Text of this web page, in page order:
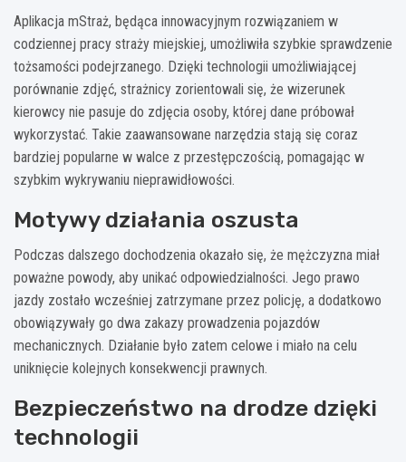
Aplikacja mStraż, będąca innowacyjnym rozwiązaniem w
codziennej pracy straży miejskiej, umożliwiła szybkie sprawdzenie
tożsamości podejrzanego. Dzięki technologii umożliwiającej
porównanie zdjęć, strażnicy zorientowali się, że wizerunek
kierowcy nie pasuje do zdjęcia osoby, której dane próbował
wykorzystać. Takie zaawansowane narzędzia stają się coraz
bardziej popularne w walce z przestępczością, pomagając w
szybkim wykrywaniu nieprawidłowości.
Motywy działania oszusta
Podczas dalszego dochodzenia okazało się, że mężczyzna miał
poważne powody, aby unikać odpowiedzialności. Jego prawo
jazdy zostało wcześniej zatrzymane przez policję, a dodatkowo
obowiązywały go dwa zakazy prowadzenia pojazdów
mechanicznych. Działanie było zatem celowe i miało na celu
uniknięcie kolejnych konsekwencji prawnych.
Bezpieczeństwo na drodze dzięki
technologii